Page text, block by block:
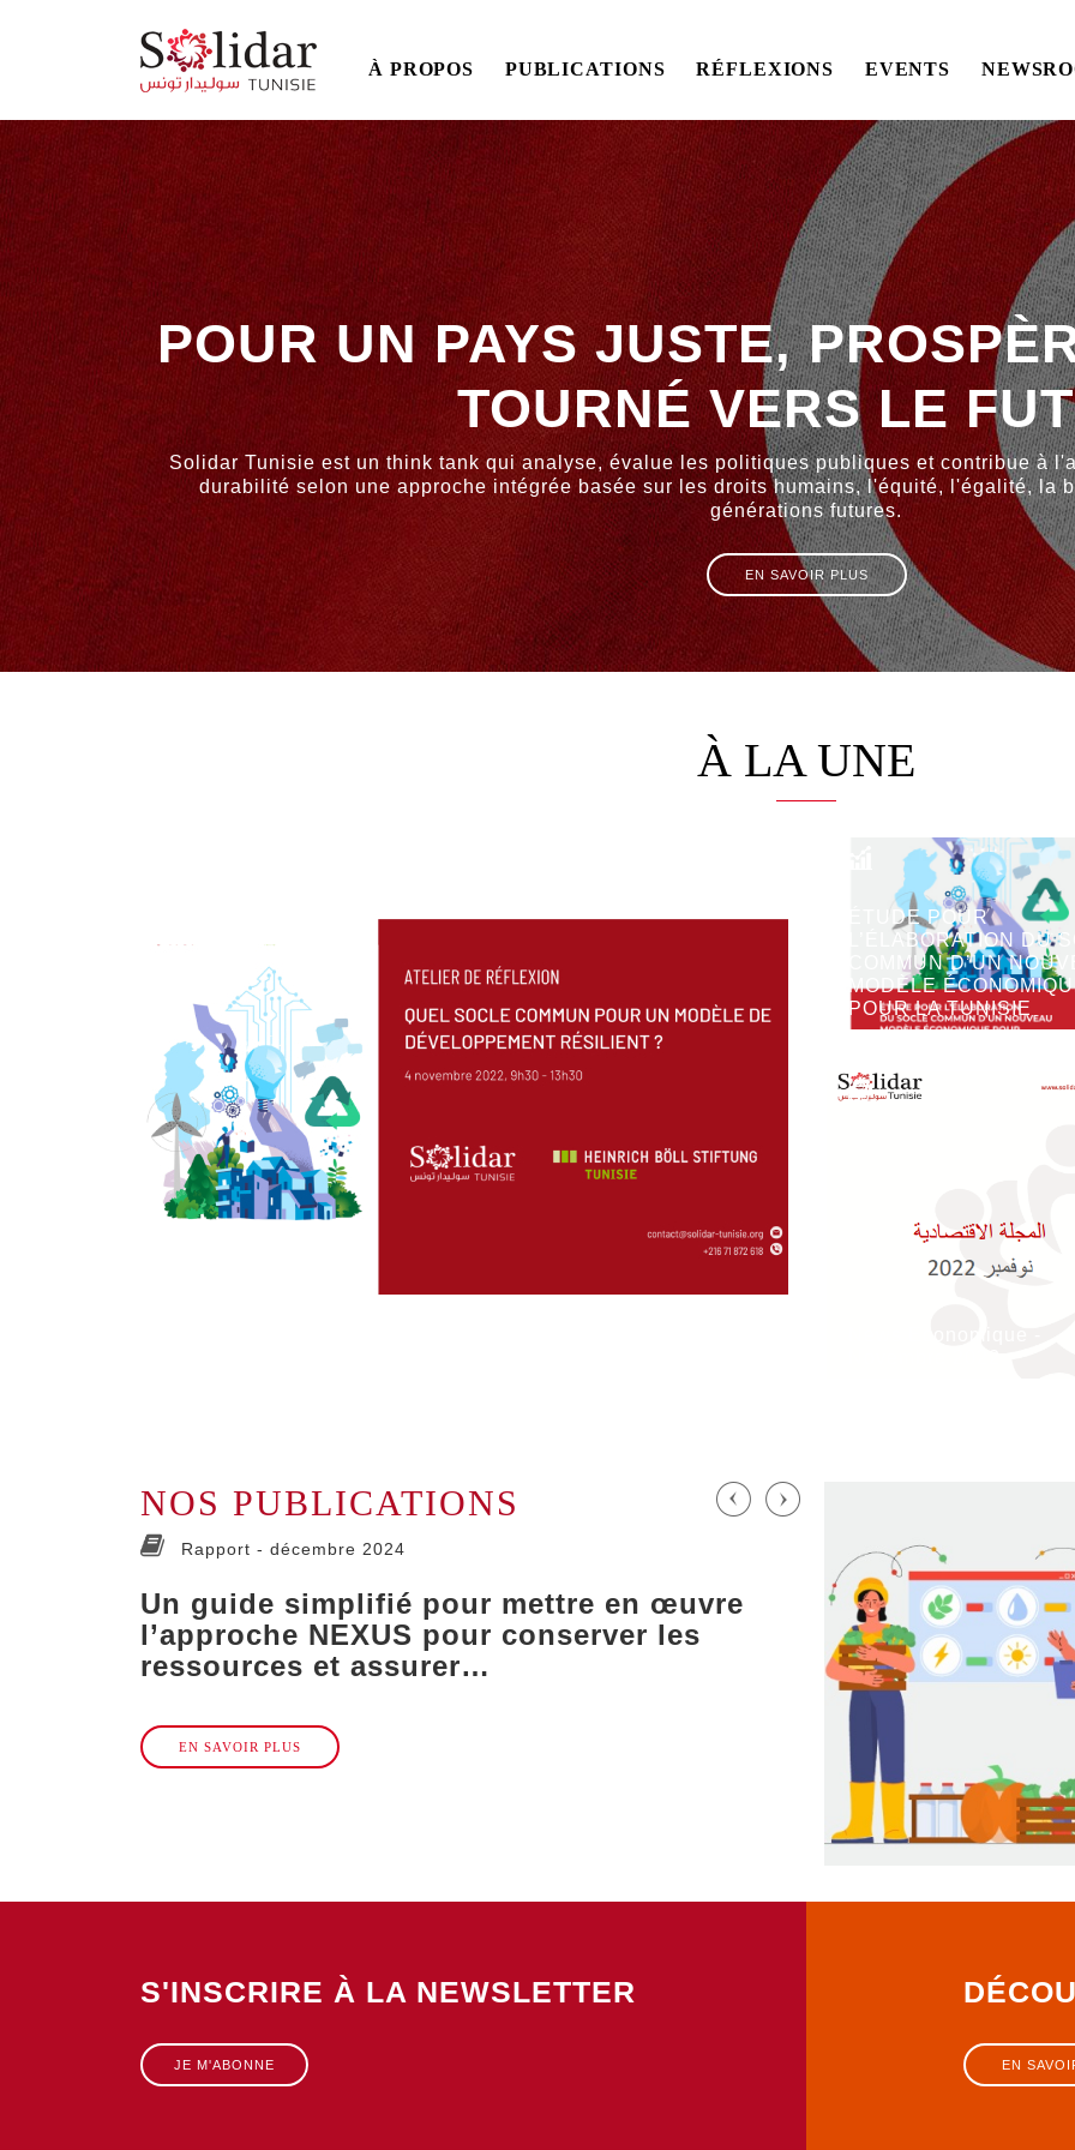
contenu
principal
Main
À PROPOS PUBLICATIONS RÉFLEXIONS EVENTS
POUR UN PAYS JUSTE,
TOURNÉ VERS LE
Solidar Tunisie est un think tank qui analyse, évalue les politiques publiques et contribue à
durabilité selon une approche intégrée basée sur les droits humains, l'équité, l'égalité, la
générations futures.
EN SAVOIR PLUS
À LA UNE
ÉTUDE POUR
L’ÉLABORATION DU
COMMUN D’UN
MODÈLE
POUR LA TUNISIE
EN SAVOIR PLUS
EN SAVOIR PLUS
EN SAVOIR PLUS
NOS PUBLICATIONS
Rapport - décembre 2024
Un guide simplifié pour mettre en œuvre
l’approche NEXUS pour conserver les
ressources et assurer…
EN SAVOIR PLUS
S'INSCRIRE À LA NEWSLETTER
JE M'ABONNE EN